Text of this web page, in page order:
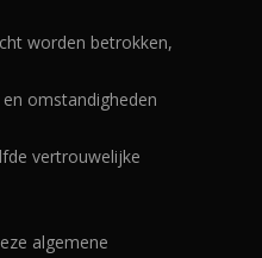
worden betrokken,
omstandigheden
vertrouwelijke
algemene